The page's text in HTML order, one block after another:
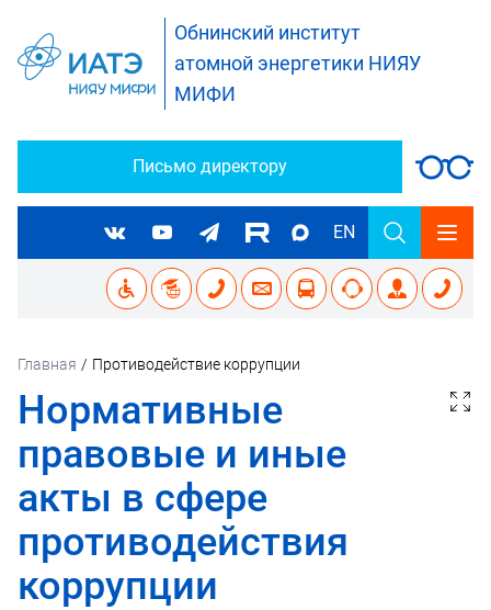
Обнинский институт
атомной энергетики НИЯУ
МИФИ
Письмо директору
EN
Главная / Противодействие коррупции
Нормативные
правовые и иные
акты в сфере
противодействия
коррупции